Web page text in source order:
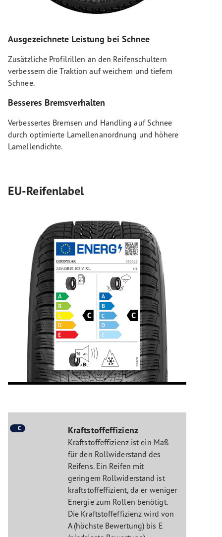
Ausgezeichnete Leistung bei Schnee
Zusätzliche Profilrillen an den Reifenschultern
verbessern die Traktion auf weichem und tiefem
Schnee.
Besseres Bremsverhalten
Verbessertes Bremsen und Handling auf Schnee
durch optimierte Lamellenanordnung und höhere
Lamellendichte.
EU-Reifenlabel
C Kraftstoffeffizienz
Kraftstoffeffizienz ist ein Maß
für den Rollwiderstand des
Reifens. Ein Reifen mit
geringem Rollwiderstand ist
kraftstoffeffizient, da er weniger
Energie zum Rollen benötigt.
Die Kraftstoffeffizienz wird von
A (höchste Bewertung) bis E